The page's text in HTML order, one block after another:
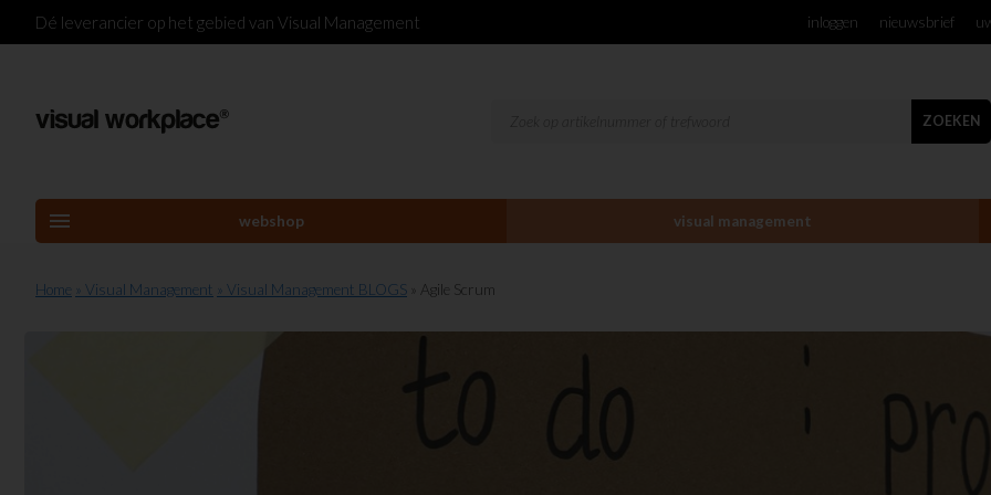
Dé leverancier op het gebied van Visual Management inloggen nieuwsbrief
ZOEKEN
menu webshop visual management
Home » Visual Management » Visual Management BLOGS » Agile Scrum